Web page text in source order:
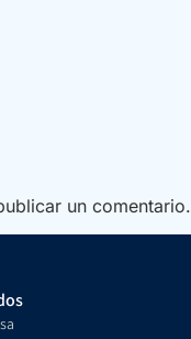
un comentario.